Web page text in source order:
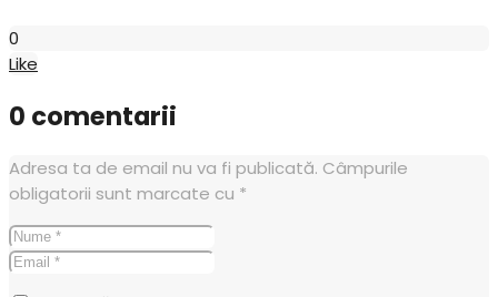
0
Like
0 comentarii
Adresa ta de email nu va fi publicată. Câmpurile
obligatorii sunt marcate cu *